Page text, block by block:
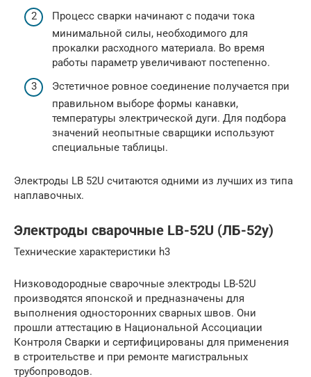
Процесс сварки начинают с подачи тока
минимальной силы, необходимого для
прокалки расходного материала. Во время
работы параметр увеличивают постепенно.
Эстетичное ровное соединение получается при
правильном выборе формы канавки,
температуры электрической дуги. Для подбора
значений неопытные сварщики используют
специальные таблицы.
Электроды LB 52U считаются одними из лучших из типа
наплавочных.
Электроды сварочные LB-52U (ЛБ-52у)
Технические характеристики h3
Низководородные сварочные электроды LB-52U
производятся японской и предназначены для
выполнения односторонних сварных швов. Они
прошли аттестацию в Национальной Ассоциации
Контроля Сварки и сертифицированы для применения
в строительстве и при ремонте магистральных
трубопроводов.